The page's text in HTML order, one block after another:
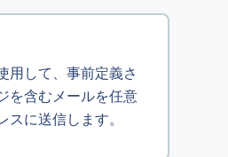
用して、事前定義さ
を含むメールを任意
スに送信します。